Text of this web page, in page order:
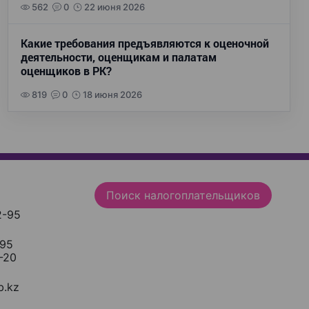
562 0 22 июня 2026
Какие требования предъявляются к оценочной
деятельности, оценщикам и палатам
оценщиков в РК?
819 0 18 июня 2026
95
20
Поиск налогоплательщиков